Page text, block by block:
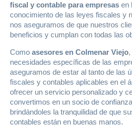
fiscal y contable para empresas en
conocimiento de las leyes fiscales y
nos aseguramos de que nuestros
beneficios y cumplan con todas las
Como asesores en Colmenar Viejo
necesidades específicas de las
aseguramos de estar al tanto de las
fiscales y contables aplicables en el
ofrecer un servicio personalizado y
convertimos en un socio de
brindándoles la tranquilidad de que
contables están en buenas manos.